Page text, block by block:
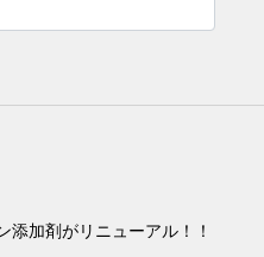
添加剤がリニューアル！！